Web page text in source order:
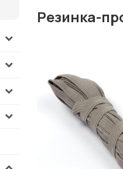
Резинка-